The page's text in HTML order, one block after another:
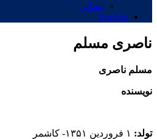
نشانی
English
ناصری مسلم
مسلم ناصری
نویسنده
تولد: